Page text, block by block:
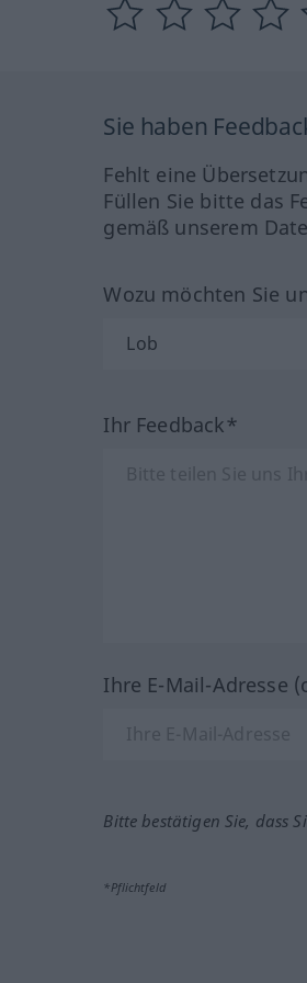
Sie haben
Fehlt eine
Füllen Sie bitte das
gemäß unserem
Wozu möchten Sie
Ihr Feedback*
Ihre E-Mail-Adresse
Bitte bestätigen Sie, dass
*Pflichtfeld